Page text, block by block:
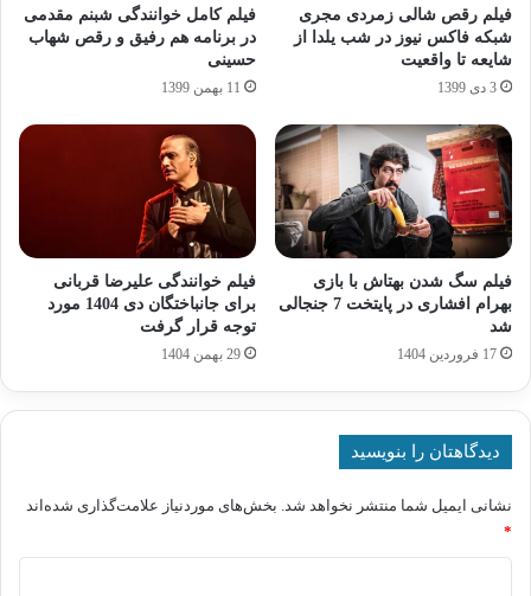
فیلم رقص شالی زمردی مجری
شبکه فاکس نیوز در شب یلدا از
شایعه تا واقعیت
3 دی 1399
فیلم کامل خوانندگی شبنم مقدمی
در برنامه هم رفیق و رقص شهاب
حسینی
11 بهمن 1399
فیلم سگ شدن بهتاش با بازی
بهرام افشاری در پایتخت 7 جنجالی
شد
17 فروردین 1404
فیلم خوانندگی علیرضا قربانی
برای جانباختگان دی 1404 مورد
توجه قرار گرفت
29 بهمن 1404
دیدگاهتان را بنویسید
نشانی ایمیل شما منتشر نخواهد شد. بخش‌های موردنیاز علامت‌گذاری شده‌اند
*